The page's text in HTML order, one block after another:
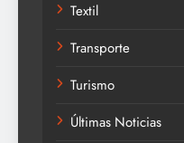
Textil
Transporte
Turismo
Últimas Noticias